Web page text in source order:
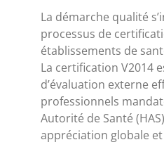
La démarche qualité
processus de
établissements de
La certification V2014
d’évaluation externe
professionnels
Autorité de Santé
appréciation globale